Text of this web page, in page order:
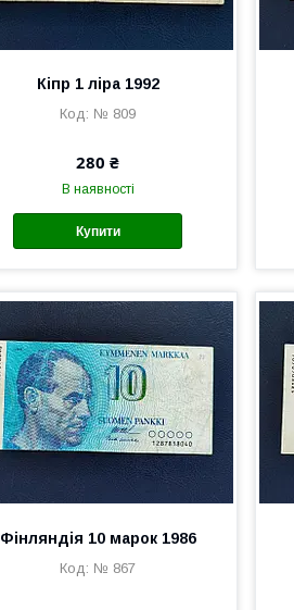
Кіпр 1 ліра 1992
№ 809
280 ₴
В наявності
Купити
Фінляндія 10 марок 1986
№ 867